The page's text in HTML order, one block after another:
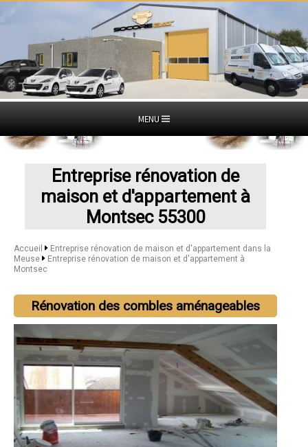
MENU
Entreprise rénovation de
maison et d'appartement à
Montsec 55300
Accueil
Entreprise rénovation de maison et d'appartement dans la
Meuse
Entreprise rénovation de maison et d'appartement à
Montsec
Rénovation des combles aménageables